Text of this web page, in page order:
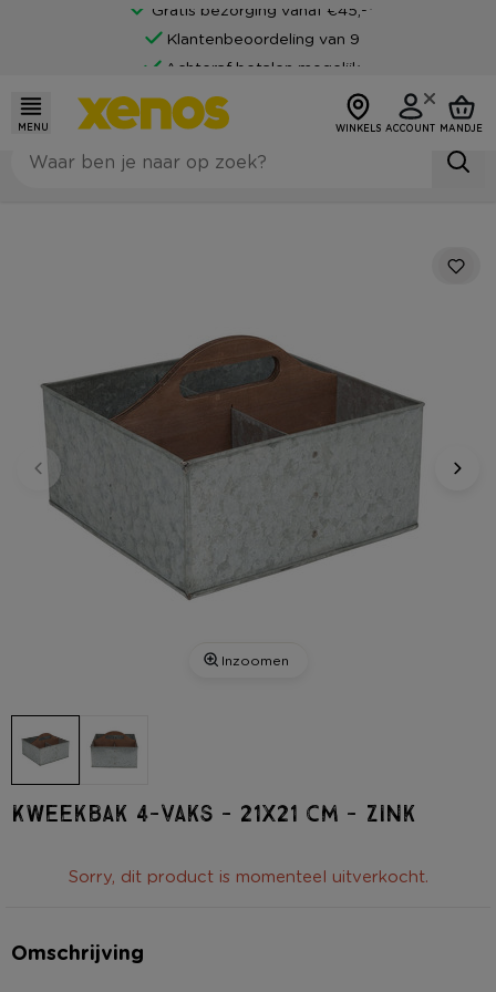
Gratis bezorging vanaf €45,-*
Klantenbeoordeling van 9
Achteraf betalen mogelijk
MENU WINKELS ACCOUNT MANDJE
Inzoomen
Kweekbak 4-vaks - 21x21 cm - zink
Sorry, dit product is momenteel uitverkocht.
Omschrijving